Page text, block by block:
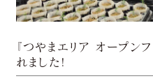
『つやまエリア オープン
れました!